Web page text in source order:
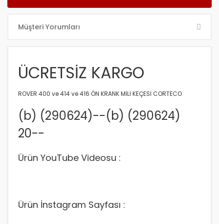
Müşteri Yorumları
ÜCRETSİZ KARGO
ROVER 400 ve 414 ve 416 ÖN KRANK MİLİ KEÇESİ CORTECO
(b) (290624)--(b) (290624)
20--
Ürün YouTube Videosu :
Ürün İnstagram Sayfası :